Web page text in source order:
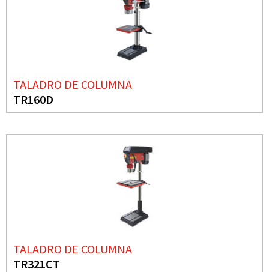
TALADRO DE COLUMNA
TR160D
TALADRO DE COLUMNA
TR321CT